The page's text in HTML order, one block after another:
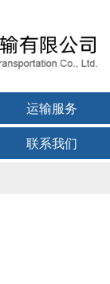
运输服务
联系我们